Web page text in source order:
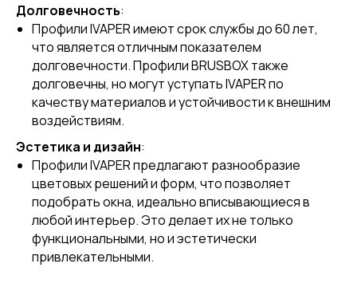
Долговечность:
Профили IVAPER имеют срок службы до 60 лет,
что является отличным показателем
долговечности. Профили BRUSBOX также
долговечны, но могут уступать IVAPER по
качеству материалов и устойчивости к внешним
воздействиям.
Эстетика и дизайн:
Профили IVAPER предлагают разнообразие
цветовых решений и форм, что позволяет
подобрать окна, идеально вписывающиеся в
любой интерьер. Это делает их не только
функциональными, но и эстетически
привлекательными.